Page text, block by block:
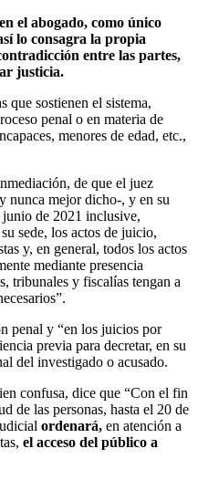
el abogado, como único
lo consagra la propia
entre las partes,
justicia.
que sostienen el sistema,
penal o en materia de
menores de edad, etc.,
de que el juez
nunca mejor dicho-, y en su
de 2021 inclusive,
sede, los actos de juicio,
y, en general, todos los actos
mediante presencia
tribunales y fiscalías tengan a
penal y “en los juicios por
previa para decretar, en su
del investigado o acusado.
confusa, dice que “Con el fin
de las personas, hasta el 20 de
ordenará, en atención a
el acceso del público a